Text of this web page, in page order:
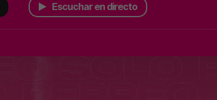
Escuchar en directo